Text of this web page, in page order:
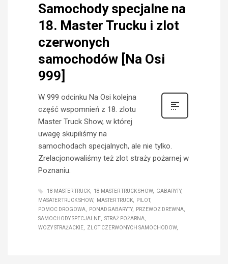
Samochody specjalne na
18. Master Trucku i zlot
czerwonych
samochodów [Na Osi
999]
W 999 odcinku Na Osi kolejna
część wspomnień z 18. zlotu
Master Truck Show, w której
uwagę skupiliśmy na
samochodach specjalnych, ale nie tylko.
Zrelacjonowaliśmy też zlot straży pożarnej w
Poznaniu.
18 MASTER TRUCK 18 MASTER TRUCK SHOW
GABARYTY
MASATER TRUCK SHOW
MASTER TRUCK
PILOT
POMOC DROGOWA
PONADGABARYTY
PRZEWOZ DREWNA
SAMOCHODY SPECJALNE
STRAŻ POŻARNA
WOZY STRAŻACKIE
ZLOT CZERWONYCH SAMOCHODOW